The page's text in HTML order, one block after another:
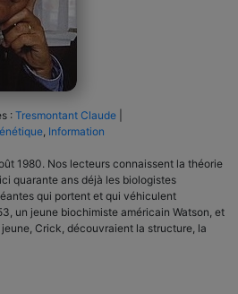
:Tresmontant Claude
Information
1980. Nos lecteurs connaissent la théorie
quarante ans déjà les biologistes
qui portent et qui véhiculent
un jeune biochimiste américain Watson, et
Crick, découvraient la structure, la